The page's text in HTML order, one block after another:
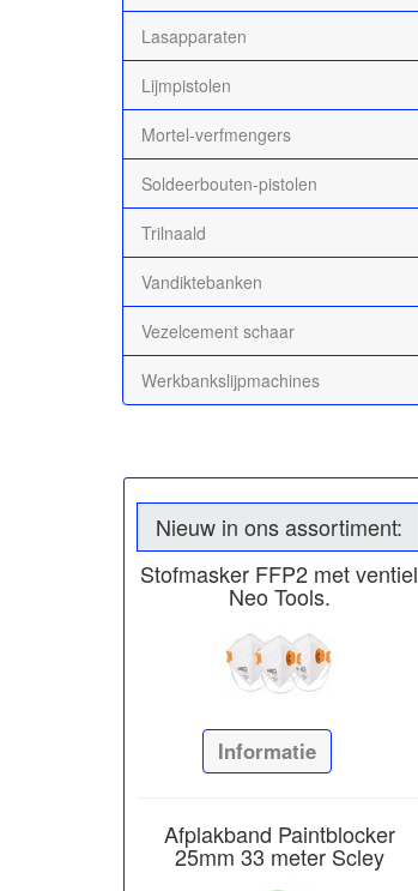
Lasapparaten
Lijmpistolen
Mortel-verfmengers
Soldeerbouten-pistolen
Trilnaald
Vandiktebanken
Vezelcement schaar
Werkbankslijpmachines
Nieuw in ons assortiment:
Stofmasker FFP2 met ventiel
Neo Tools.
Informatie
Afplakband Paintblocker
25mm 33 meter Scley